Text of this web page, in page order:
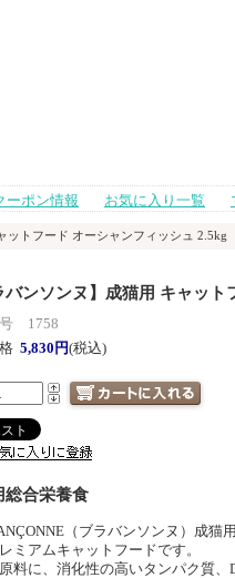
ーポン情報
お気に入り一覧
ットフード オーシャンフィッシュ 2.5kg
バンソンヌ】成猫用 キャッ
1758
5,830円(税込)
総合栄養食
（ブラバンソンヌ）成猫
ミアムキャットフードです。
料に、消化性の高いタンパク質